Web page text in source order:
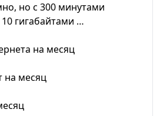
но с 300 минутами
гигабайтами …
на месяц
на месяц